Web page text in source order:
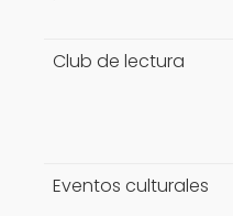
Club de lectura
Eventos culturales